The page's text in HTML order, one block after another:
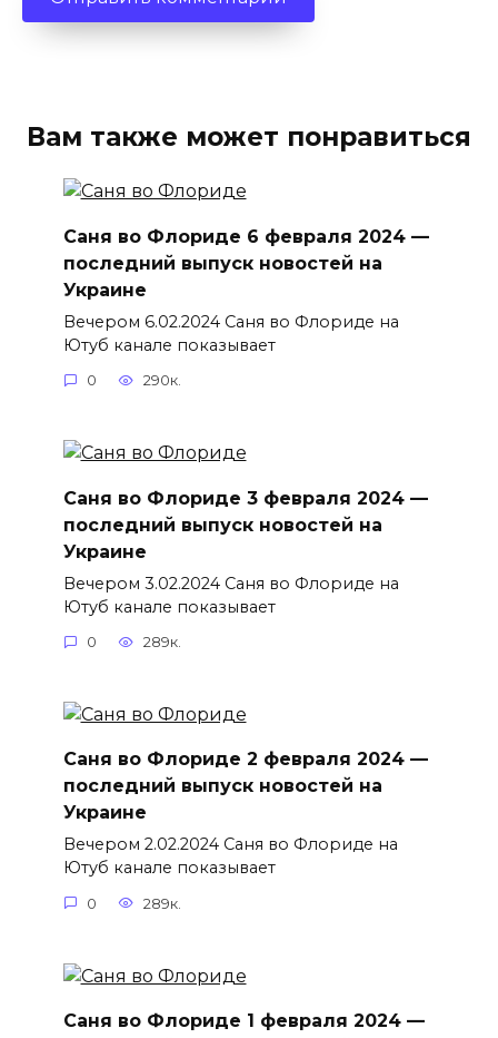
Вам также может понравиться
Саня во Флориде 6 февраля 2024 —
последний выпуск новостей на
Украине
Вечером 6.02.2024 Саня во Флориде на
Ютуб канале показывает
0 290к.
Саня во Флориде 3 февраля 2024 —
последний выпуск новостей на
Украине
Вечером 3.02.2024 Саня во Флориде на
Ютуб канале показывает
0 289к.
Саня во Флориде 2 февраля 2024 —
последний выпуск новостей на
Украине
Вечером 2.02.2024 Саня во Флориде на
Ютуб канале показывает
0 289к.
Саня во Флориде 1 февраля 2024 —